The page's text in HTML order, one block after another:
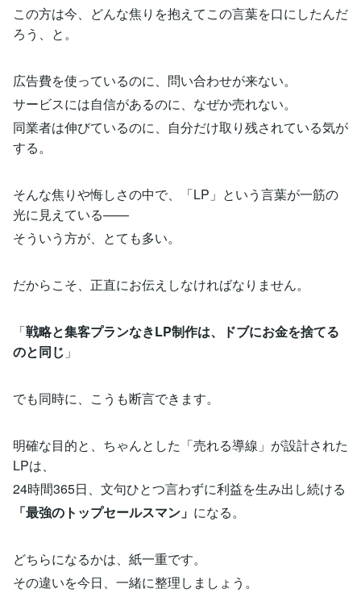
この方は今、どんな焦りを抱えてこの言葉を口にしたんだ
ろう、と。
広告費を使っているのに、問い合わせが来ない。
サービスには自信があるのに、なぜか売れない。
同業者は伸びているのに、自分だけ取り残されている気が
する。
そんな焦りや悔しさの中で、「LP」という言葉が一筋の
光に見えている——
そういう方が、とても多い。
だからこそ、正直にお伝えしなければなりません。
「戦略と集客プランなきLP制作は、ドブにお金を捨てる
のと同じ 」
でも同時に、こうも断言できます。
明確な目的と、ちゃんとした「売れる導線」が設計された
LPは、
24時間365日、文句ひとつ言わずに利益を生み出し続ける
「最強のトップセールスマン」 になる。
どちらになるかは、紙一重です。
その違いを今日、一緒に整理しましょう。